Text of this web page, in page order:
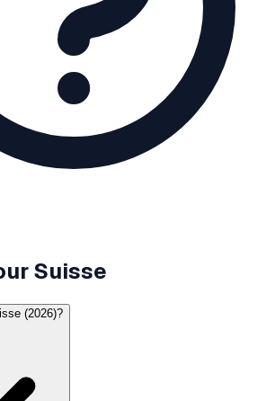
Suisse
(2026)?